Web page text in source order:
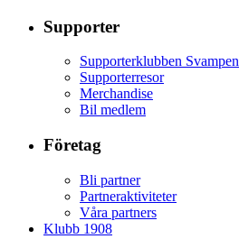
Supporter
Supporterklubben Svampen
Supporterresor
Merchandise
Bil medlem
Företag
Bli partner
Partneraktiviteter
Våra partners
Klubb 1908